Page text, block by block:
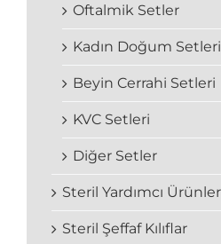
Oftalmik Setler
Kadın Doğum Setleri
Beyin Cerrahi Setleri
KVC Setleri
Diğer Setler
Steril Yardımcı Ürünler
Steril Şeffaf Kılıflar